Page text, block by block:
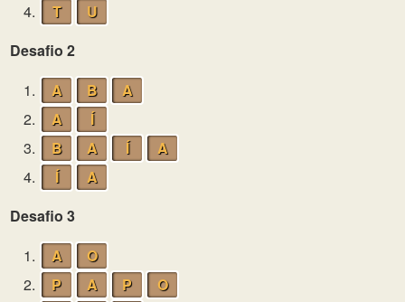
4.
T
U
Desafio 2
1.
A B
A
2.
A
Í
3.
B A Í
A
4.
Í
A
Desafio 3
1.
A
O
2.
P A P
O